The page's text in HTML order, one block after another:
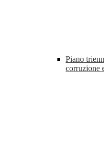
Piano
corruzione